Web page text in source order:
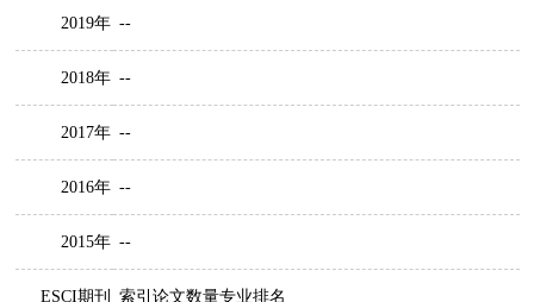
2019年 --
2018年 --
2017年 --
2016年 --
2015年 --
ESCI期刊 索引论文数量专业排名